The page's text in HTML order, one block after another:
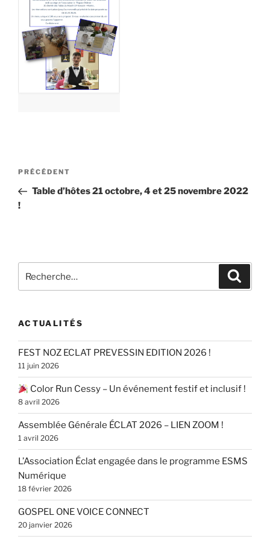
Navigation
l’article
Article
précédent
PRÉCÉDENT
Table d’hôtes 21 octobre, 4 et 25 novembre 2022
!
pour
ACTUALITÉS
FEST NOZ ECLAT PREVESSIN EDITION 2026 !
11 juin 2026
Color Run Cessy – Un événement festif et inclusif !
8 avril 2026
Assemblée Générale ÉCLAT 2026 – LIEN ZOOM !
1 avril 2026
L’Association Éclat engagée dans le programme ESMS
Numérique
18 février 2026
GOSPEL ONE VOICE CONNECT
20 janvier 2026